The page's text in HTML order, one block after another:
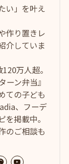
い」を叶え
作り置きレ
介していま
万人超。
ン弁当』
ての子ども
、フーデ
掲載中。
のご相談も